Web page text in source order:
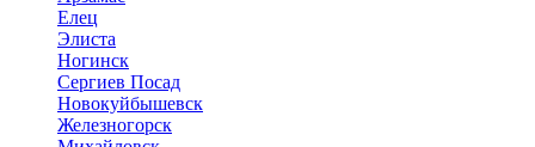
Елец
Элиста
Ногинск
Сергиев Посад
Новокуйбышевск
Железногорск